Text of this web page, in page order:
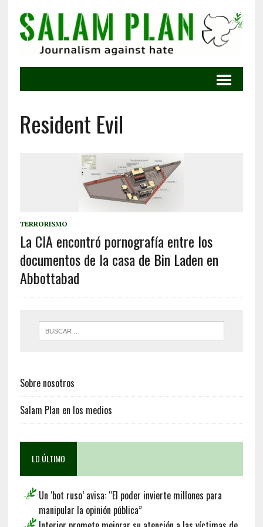
Resident Evil
TERRORISMO
La CIA encontró pornografía entre los
documentos de la casa de Bin Laden en
Abbottabad
Sobre nosotros
Salam Plan en los medios
LO ÚLTIMO
Un ‘bot ruso’ avisa: “El poder invierte millones para
manipular la opinión pública”